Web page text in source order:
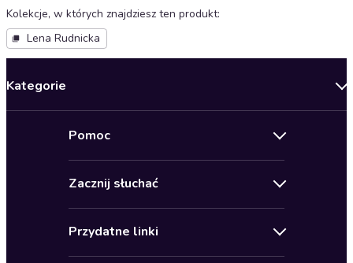
Kolekcje, w których znajdziesz ten produkt:
Lena Rudnicka
Kategorie
Biznes, marketing, ekonomia
Pomoc
Pomoc
Zacznij słuchać
Karnety
Przydatne linki